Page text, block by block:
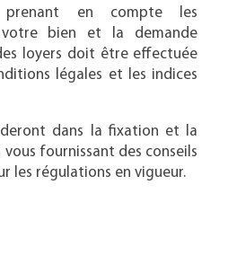
en compte les
votre bien et la demande
loyers doit être effectuée
légales et les indices
dans la fixation et la
vous fournissant des conseils
les régulations en vigueur.